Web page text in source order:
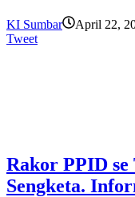
KI Sumbar April 22,
Tweet
Rakor PPID
Sengketa.